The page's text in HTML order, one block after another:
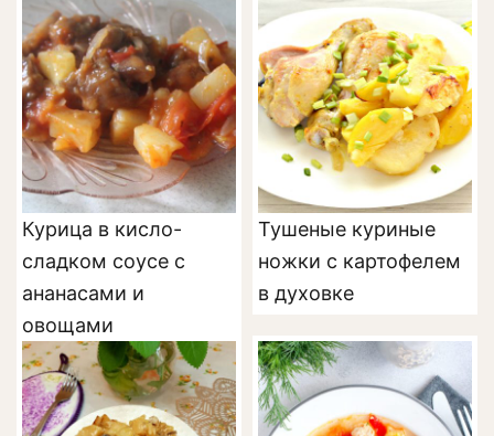
Курица в кисло-
сладком соусе с
ананасами и
овощами
Тушеные куриные
ножки с картофелем
в духовке